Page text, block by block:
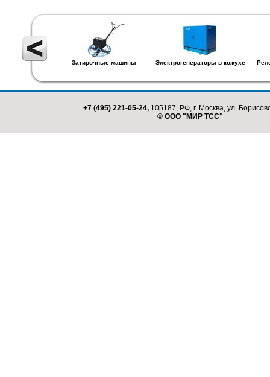
Затирочные машины Электрогенераторы в кожухе
+7 (495) 221-05-24, 105187, РФ, г. Москва, ул.
© ООО "МИР ТСС"